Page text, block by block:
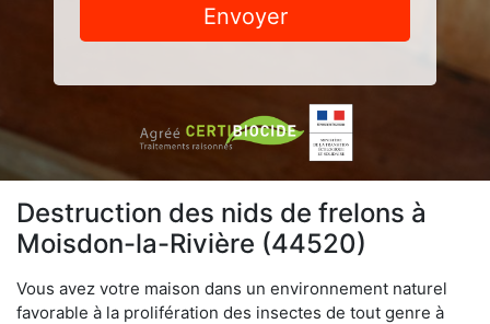
Envoyer
Destruction des nids de frelons à
Moisdon-la-Rivière (44520)
Vous avez votre maison dans un environnement naturel
favorable à la prolifération des insectes de tout genre à